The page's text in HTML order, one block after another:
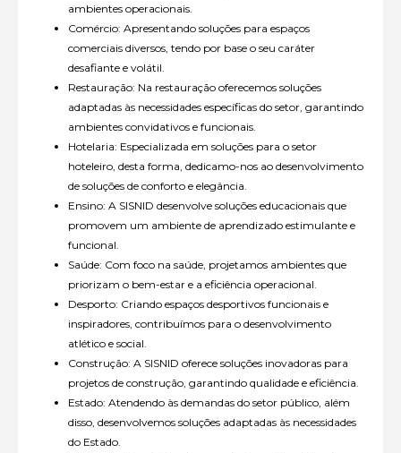
ambientes operacionais.
Comércio: Apresentando soluções para espaços
comerciais diversos, tendo por base o seu caráter
desafiante e volátil.
Restauração: Na restauração oferecemos soluções
adaptadas às necessidades específicas do setor, garantindo
ambientes convidativos e funcionais.
Hotelaria: Especializada em soluções para o setor
hoteleiro, desta forma, dedicamo-nos ao desenvolvimento
de soluções de conforto e elegância.
Ensino: A SISNID desenvolve soluções educacionais que
promovem um ambiente de aprendizado estimulante e
funcional.
Saúde: Com foco na saúde, projetamos ambientes que
priorizam o bem-estar e a eficiência operacional.
Desporto: Criando espaços desportivos funcionais e
inspiradores, contribuímos para o desenvolvimento
atlético e social.
Construção: A SISNID oferece soluções inovadoras para
projetos de construção, garantindo qualidade e eficiência.
Estado: Atendendo às demandas do setor público, além
disso, desenvolvemos soluções adaptadas às necessidades
do Estado.